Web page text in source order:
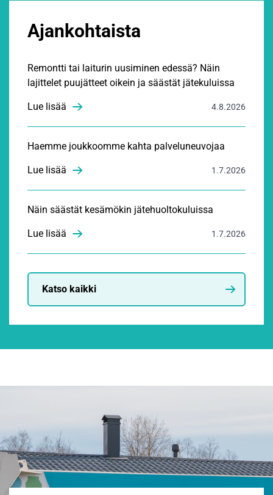
Ajankohtaista
4.8.2026
Remontti tai laiturin uusiminen edessä? Näin
lajittelet puujätteet oikein ja säästät jätekuluissa
Lue lisää
1.7.2026
Haemme joukkoomme kahta palveluneuvojaa
Lue lisää
1.7.2026
Näin säästät kesämökin jätehuoltokuluissa
Lue lisää
Katso kaikki